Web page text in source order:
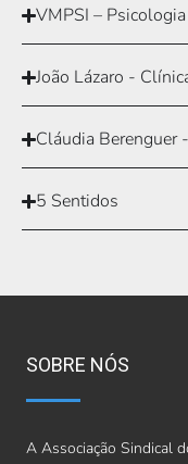
VMPSI –
João Lázaro -
Cláudia Berenguer
5 Sentidos
SOBRE NÓS
A Associação Sindical